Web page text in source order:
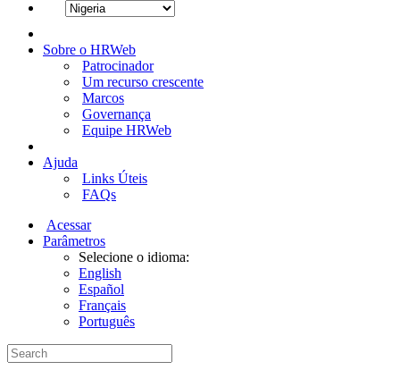
Sobre o HRWeb
Patrocinador
Um recurso crescente
Marcos
Governança
Equipe HRWeb
Ajuda
Links Úteis
FAQs
Acessar
Parâmetros
Selecione o idioma:
English
Español
Français
Português